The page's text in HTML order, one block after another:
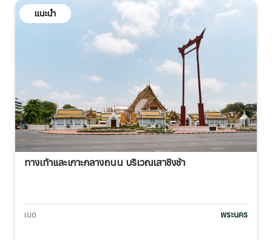
ทางเท้าและเกาะกลางถนน บริเวณเสาชิงช้า
เขต พระนคร
แนะนำ